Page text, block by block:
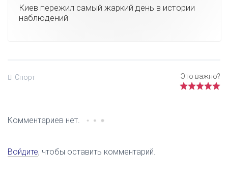
Киев пережил самый жаркий день в истории
наблюдений
Спорт
Комментариев нет.
Войдите, чтобы оставить комментарий.